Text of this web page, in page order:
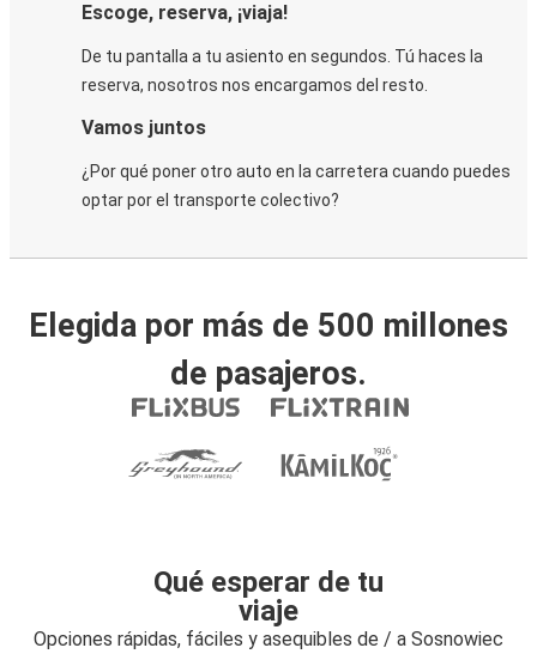
Escoge, reserva, ¡viaja!
De tu pantalla a tu asiento en segundos. Tú haces la
reserva, nosotros nos encargamos del resto.
Vamos juntos
¿Por qué poner otro auto en la carretera cuando puedes
optar por el transporte colectivo?
Elegida por más de 500 millones
de pasajeros.
Qué esperar de tu
viaje
Opciones rápidas, fáciles y asequibles de / a Sosnowiec